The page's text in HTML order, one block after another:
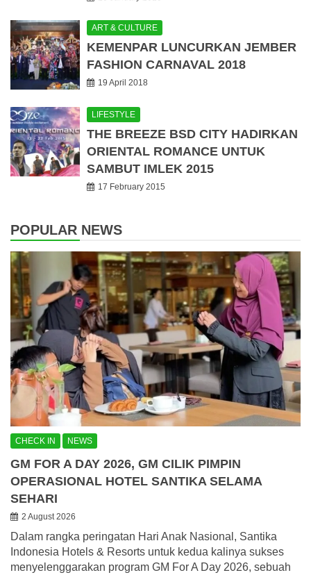
ART & CULTURE
KEMENPAR LUNCURKAN JEMBER
FASHION CARNAVAL 2018
19 April 2018
LIFESTYLE
THE BREEZE BSD CITY HADIRKAN
ORIENTAL ROMANCE UNTUK
SAMBUT IMLEK 2015
17 February 2015
POPULAR NEWS
CHECK IN NEWS
GM FOR A DAY 2026, GM CILIK PIMPIN
OPERASIONAL HOTEL SANTIKA SELAMA
SEHARI
2 August 2026
Dalam rangka peringatan Hari Anak Nasional, Santika
Indonesia Hotels & Resorts untuk kedua kalinya sukses
menyelenggarakan program GM For A Day 2026, sebuah